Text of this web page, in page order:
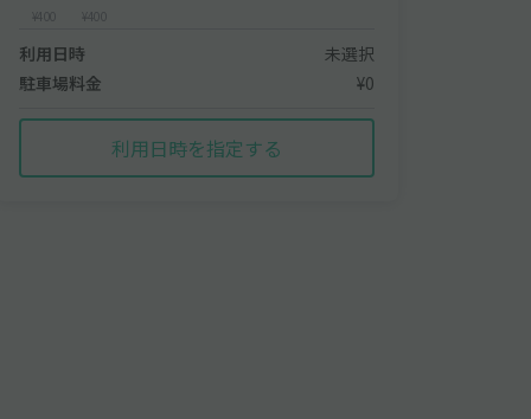
¥400 ¥400
利用日時
未選択
駐車場料金
¥0
利用日時を指定する